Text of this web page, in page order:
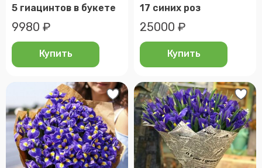
5 гиацинтов в букете
9980 ₽
Купить
17 синих роз
25000 ₽
Купить